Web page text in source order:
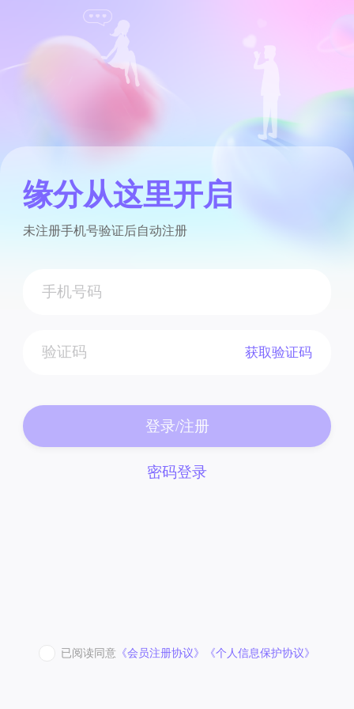
缘分从这里开启
未注册手机号验证后自动注册
获取验证码
登录/注册
密码登录
已阅读同意 《会员注册协议》 《个人信息保护协议》